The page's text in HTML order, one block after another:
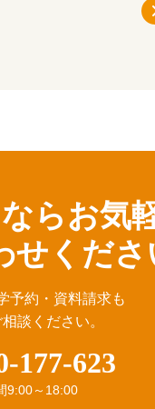
らお気
せくださ
予約・資料請求も
談ください。
177-623
9:00～18:00